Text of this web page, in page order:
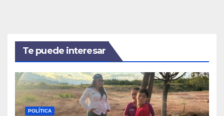
Te puede interesar
POLÍTICA